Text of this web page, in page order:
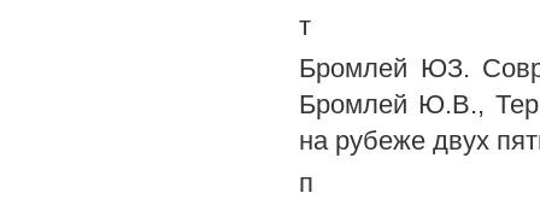
т
Бромлей ЮЗ.
Бромлей Ю.В., Тер-
на рубеже двух
п